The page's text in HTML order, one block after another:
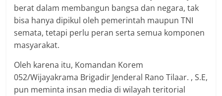
berat dalam membangun bangsa dan negara, tak
bisa hanya dipikul oleh pemerintah maupun TNI
semata, tetapi perlu peran serta semua komponen
masyarakat.
Oleh karena itu, Komandan Korem
052/Wijayakrama Brigadir Jenderal Rano Tilaar. , S.E,
pun meminta insan media di wilayah teritorial